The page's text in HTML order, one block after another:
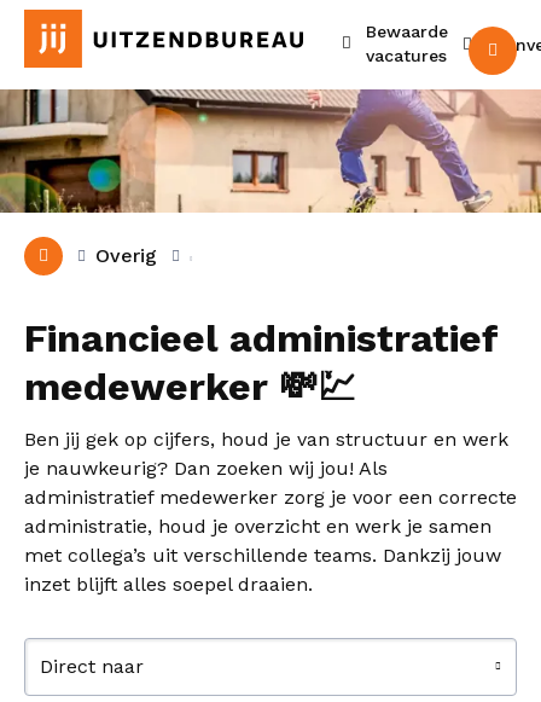
Bewaarde
vacatures
Overig
Financieel administratief
medewerker 💸💹
Ben jij gek op cijfers, houd je van structuur en werk
je nauwkeurig? Dan zoeken wij jou! Als
administratief medewerker zorg je voor een correcte
administratie, houd je overzicht en werk je samen
met collega’s uit verschillende teams. Dankzij jouw
inzet blijft alles soepel draaien.
Direct naar